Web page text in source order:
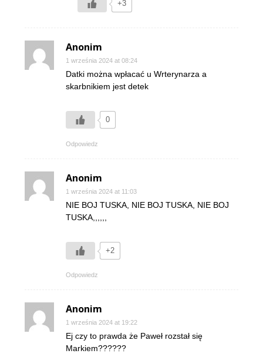
+3
Anonim
1 września 2024 at 08:24
Datki można wpłacać u Wrterynarza a
skarbnikiem jest detek
0
Odpowiedz
Anonim
1 września 2024 at 11:03
NIE BOJ TUSKA, NIE BOJ TUSKA, NIE BOJ
TUSKA,,,,,,
+2
Odpowiedz
Anonim
1 września 2024 at 19:22
Ej czy to prawda że Paweł rozstał się
Markiem??????